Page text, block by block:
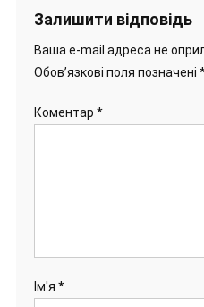
Залишити відповідь
Ваша e-mail адреса не
Обов’язкові поля позначені
Коментар *
Ім'я *